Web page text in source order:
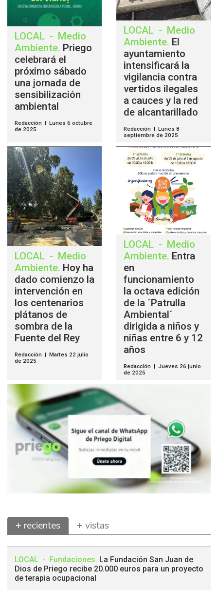
LOCAL - Medio
Ambiente. Priego
celebrará el
próximo sábado
una jornada de
sensibilización
ambiental
Redacción | Lunes 6 octubre
de 2025
LOCAL - Medio
Ambiente. El
ayuntamiento
intensificará la
vigilancia contra
vertidos ilegales
a cauces y la red
de alcantarillado
Redacción | Lunes 8
septiembre de 2025
LOCAL - Medio
Ambiente. Hoy ha
dado comienzo la
intervención en
los centenarios
plátanos de
sombra de la
Fuente del Rey
Redacción | Martes 22 julio
de 2025
LOCAL - Medio
Ambiente. Entra
en
funcionamiento
la octava edición
de la ´Patrulla
Ambiental´
dirigida a niños y
niñas entre 6 y 12
años
Redacción | Jueves 26 junio
de 2025
+ recientes + vistas
LOCAL - Fundaciones. La Fundación San Juan de
Dios de Priego recibe 20.000 euros para un proyecto
de terapia ocupacional